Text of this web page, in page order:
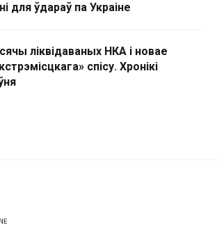
для ўдараў па Украіне
ліквідаваных НКА і новае
спісу. Хронікі